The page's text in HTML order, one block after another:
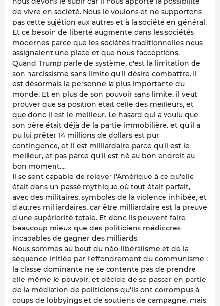
de vivre en société. Nous le voulons et ne supportons
pas cette sujétion aux autres et à la société en général.
Et ce besoin de liberté augmente dans les sociétés
modernes parce que les sociétés traditionnelles nous
assignaient une place et que nous l'acceptions.
Quand Trump parle de système, c'est la limitation de
son narcissisme sans limite qu'il désire combattre. Il
est désormais la personne la plus importante du
monde. Et en plus de son pouvoir sans limite, il veut
prouver que sa position était celle des meilleurs, et
que donc il est le meilleur. Le hasard qui a voulu que
son père était déjà de la partie immobilière, et qu'il a
pu lui prêter 14 millions de dollars est pur
contingence, et il est milliardaire parce qu'il est le
meilleur, et pas parce qu'il est né au bon endroit au
bon moment....
Il se sent capable de relever l'Amérique à ce qu'elle
était dans un passé mythique où tout était parfait,
avec des militaires, symboles de la violence inhibée, et
d'autres milliardaires, car être milliardaire est la preuve
d'une supériorité totale. Et donc ils peuvent faire
beaucoup mieux que des politiciens médiocres
incapables de gagner des milliards.
Nous sommes au bout du néo-libéralisme et de la
séquence initiée par l'effondrement du communisme :
la classe dominante ne se contente pas de prendre
elle-même le pouvoir, et décide de se passer en partie
de la médiation de politiciens qu'ils ont corrompus à
coups de lobbyings et de soutiens de campagne, mais